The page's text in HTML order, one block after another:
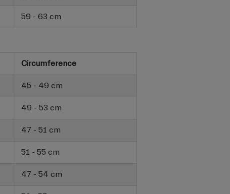
59 - 63 cm
Circumference
45 - 49 cm
49 - 53 cm
47 - 51 cm
51 - 55 cm
47 - 54 cm